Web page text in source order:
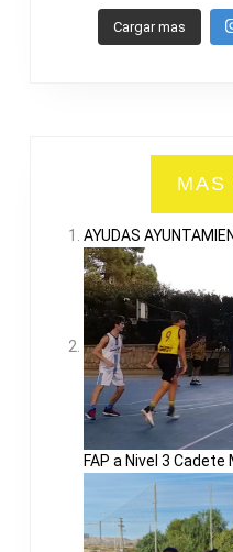
Cargar mas
MAS
AYUDAS
FAP a Nivel 3 Cadete